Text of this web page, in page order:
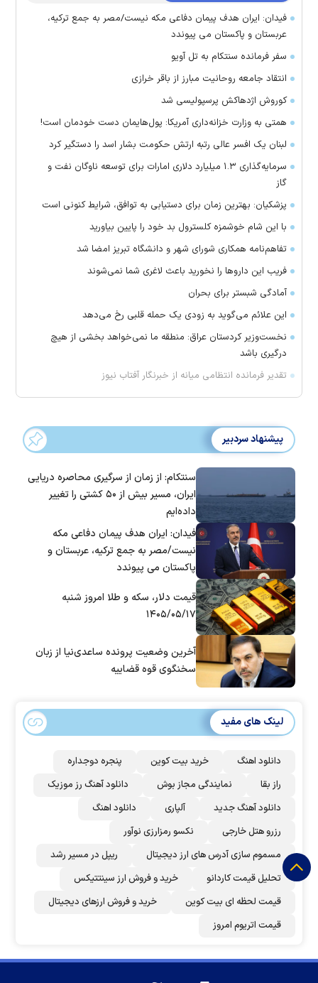
فیدان: ایران هدف پیمان دفاعی مکه نیست/مصر به جمع ترکیه،
عربستان و پاکستان می پیوندد
سفر فرمانده سنتکام به تل آویو
انتقاد جامعه روحانیت مبارز از باقر خرازی
کوروش اژدهاکش پرسپولیسی شد
همتی به وزارت خزانه‌داری آمریکا: پول‌هایمان دست خودمان است!
لبنان یک افسر عالی رتبه ارتش حکومت بشار اسد را دستگیر کرد
سرمایه‌گذاری ۱.۳ میلیارد دلاری امارات برای توسعه ناوگان نفت و
گاز
پزشکیان: بهترین زمان برای دستیابی به توافق، شرایط کنونی است
با این شام خوشمزه کلسترول بد خود را پایین بیاورید
تفاهم‌نامه همکاری شورای شهر و دانشگاه تبریز امضا شد
فریب این دارو‌ها را نخورید باعث لاغری شما نمی‌شوند
آمادگی شبستر برای بحران
این علائم می‌گوید به زودی یک حمله قلبی رخ می‌دهد
نخست‌وزیر کردستان عراق: منطقه ما نمی‌خواهد بخشی از هیچ
درگیری باشد
تقدیر فرمانده انتظامی میانه از خبرنگار آفتاب نیوز
پیشنهاد سردبیر
سنتکام: از زمان از سرگیری محاصره دریایی
ایران، مسیر بیش از ۵۰ کشتی را تغییر
داده‌ایم
فیدان: ایران هدف پیمان دفاعی مکه
نیست/مصر به جمع ترکیه، عربستان و
پاکستان می پیوندد
قیمت دلار، سکه و طلا امروز شنبه
۱۴۰۵/۰۵/۱۷
آخرین وضعیت پرونده ساعدی‌نیا از زبان
سخنگوی قوه قضاییه
لینک های مفید
دانلود اهنگ خرید بیت کوین
پنجره دوجداره
راز بقا
نمایندگی مجاز بوش
دانلود آهنگ رز‌ موزیک
دانلود آهنگ جدید
آلپاری
دانلود اهنگ
رزرو هتل خارجی
نکسو رمزارزی نوآور
مسموم سازی آدرس های ارز دیجیتال
ریپل در مسیر رشد
تحلیل قیمت کاردانو
خرید و فروش ارز سینتتیکس
قیمت لحظه ای بیت کوین
خرید و فروش ارزهای دیجیتال
قیمت اتریوم امروز